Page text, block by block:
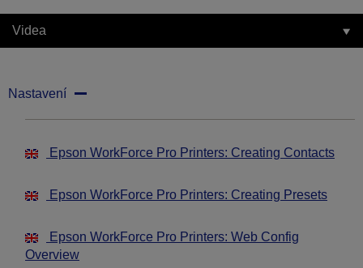
Videa
Nastavení
Epson WorkForce Pro Printers: Creating Contacts
Epson WorkForce Pro Printers: Creating Presets
Epson WorkForce Pro Printers: Web Config
Overview